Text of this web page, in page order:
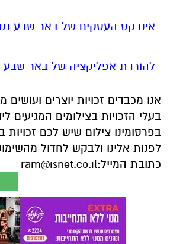
אינדקס העסקים של באר שבע נט
להורדת אפליקציה של באר שבע
אנו מכבדים זכויות יוצרים
בעלי הזכויות בצילומים המגיעים
בפרסומינו צילום שיש לכם
לפנות אלינו ולבקש לחדול
כתובת המייל:ram@isnet.co.il